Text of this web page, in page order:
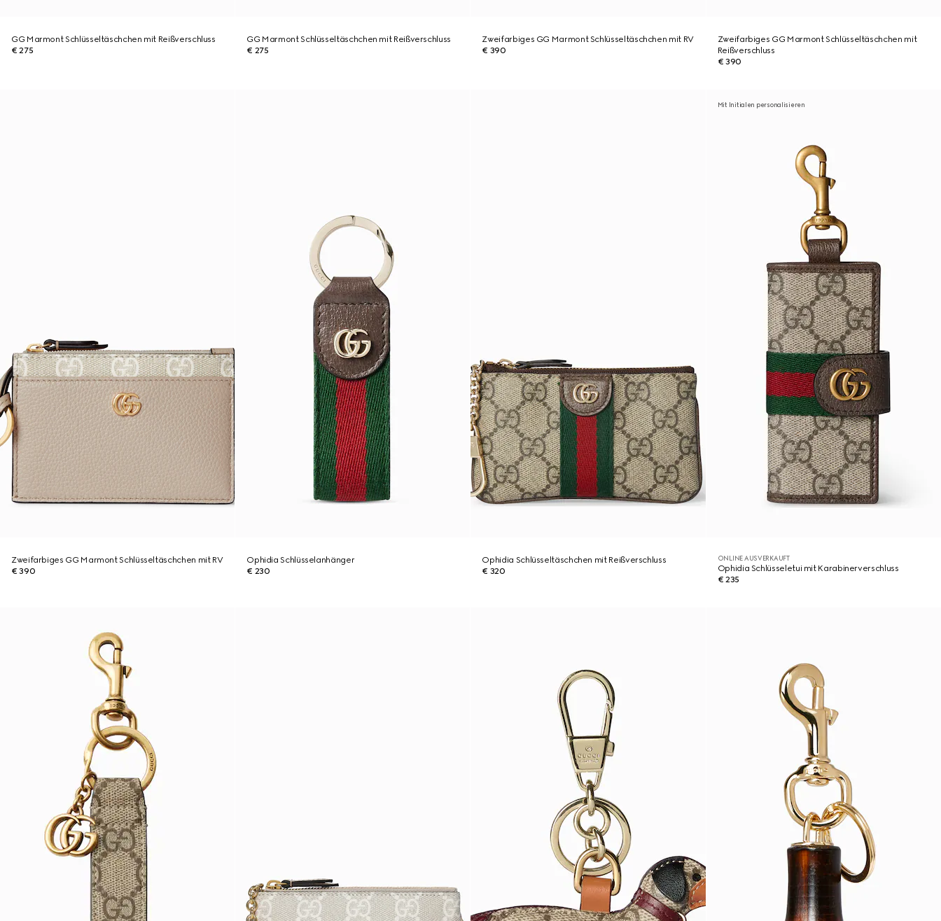
GG Marmont Schlüsseltäschchen mit Reißverschluss
€ 275
GG Marmont Schlüsseltäschchen mit Reißverschluss
€ 275
Zweifarbiges GG Marmont Schlüsseltäschchen mit RV
€ 390
Zweifarbiges GG Marmont Schlüsseltäschchen mit
Reißverschluss
€ 390
Zweifarbiges GG Marmont Schlüsseltäschchen mit RV
€ 390
Ophidia Schlüsselanhänger
€ 230
Ophidia Schlüsseltäschchen mit Reißverschluss
€ 320
Mit Initialen personalisieren
ONLINE AUSVERKAUFT
Ophidia Schlüsseletui mit Karabinerverschluss
€ 235